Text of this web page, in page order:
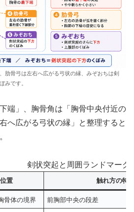
肋骨弓は左右へ広がる弓状の縁、みぞおちは剣
みです。
端」、胸骨角は「胸骨中央付近の
へ広がる弓状の縁」と整理すると
剣状突起と周囲ランドマーク
位置 触れ方の特
骨体の境界 前胸部中央の段差